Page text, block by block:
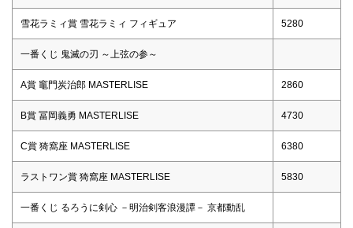
雪花ラミィ賞 雪花ラミィ フィギュア 5280
一番くじ 鬼滅の刃 ～上弦の参～
A賞 竈門炭治郎 MASTERLISE 2860
B賞 冨岡義勇 MASTERLISE 4730
C賞 猗窩座 MASTERLISE 6380
ラストワン賞 猗窩座 MASTERLISE 5830
一番くじ るろうに剣心 －明治剣客浪漫譚－ 京都動乱